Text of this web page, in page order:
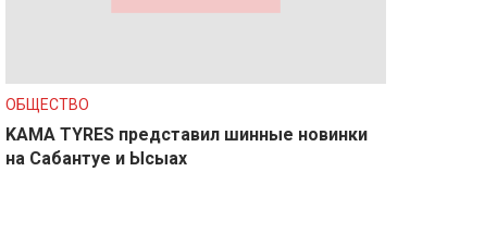
ОБЩЕСТВО
KAMA TYRES представил шинные новинки
на Сабантуе и Ысыах